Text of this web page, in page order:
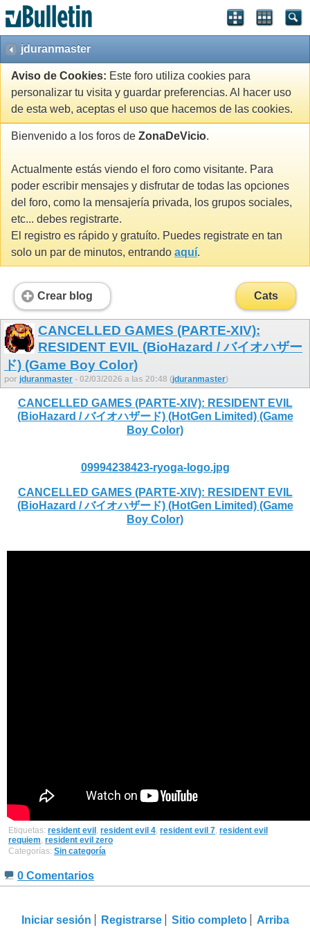
jduranmaster
Aviso de Cookies: Este foro utiliza cookies para
personalizar tu visita y guardar preferencias. Al hacer uso
de esta web, aceptas el uso que hacemos de las cookies.
Bienvenido a los foros de ZonaDeVicio.
Actualmente estás viendo el foro como visitante. Para
poder escribir mensajes y disfrutar de todas las opciones
del foro, como la mensajería privada, los grupos sociales,
etc... debes registrarte.
El registro es rápido y gratuíto. Puedes registrate en tan
solo un par de minutos, entrando aquí.
Crear blog Cats
CANCELLED GAMES (PARTE-XIV):
RESIDENT EVIL (BioHazard / バイオハザー
ド) (Game Boy Color)
por jduranmaster - 02/03/2026 a las 20:48 (jduranmaster)
CANCELLED GAMES (PARTE-XIV): RESIDENT EVIL
(BioHazard / バイオハザード) (HotGen Limited) (Game
Boy Color)
09994238423-ryoga-logo.jpg
CANCELLED GAMES (PARTE-XIV): RESIDENT EVIL
(BioHazard / バイオハザード) (HotGen Limited) (Game
Boy Color)
Etiquetas: resident evil , resident evil 4, resident evil 7, resident evil
requiem, resident evil zero
Categorías: Sin categoría
0 Comentarios
Iniciar sesión Registrarse Sitio completo Arriba